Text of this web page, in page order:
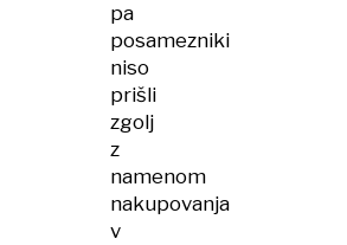
pa
posamezniki
niso
prišli
zgolj
z
namenom
nakupovanja
v